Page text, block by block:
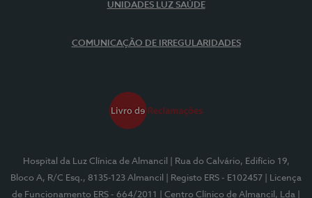
UNIDADES LUZ SAÚDE
COMUNICAÇÃO DE IRREGULARIDADES
Hospital da Luz Clínica de Almancil
| Rua do Calvário, Edifício 19,
Bloco A, R/C Esq., 8135-123 Almancil
| Registo ERS - E102457
| Licença
de Funcionamento ERS - 664/2011
| Centro Clínico de Almancil, Lda